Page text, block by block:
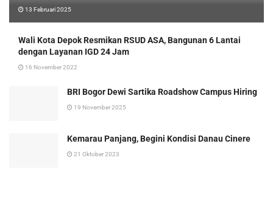
13 Februari 2025
Wali Kota Depok Resmikan RSUD ASA, Bangunan 6 Lantai
dengan Layanan IGD 24 Jam
16 November 2022
BRI Bogor Dewi Sartika Roadshow Campus Hiring
19 November 2025
Kemarau Panjang, Begini Kondisi Danau Cinere
21 Oktober 2023